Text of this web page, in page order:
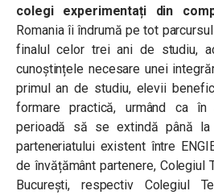
colegi experimentați din
Romania îi îndrumă pe tot
finalul celor trei ani de studiu,
cunoștințele necesare unei
primul an de studiu, elevii
formare practică, urmând ca în
perioadă să se extindă până
parteneriatului existent între
de învățământ partenere, Colegiul
București, respectiv Colegiul